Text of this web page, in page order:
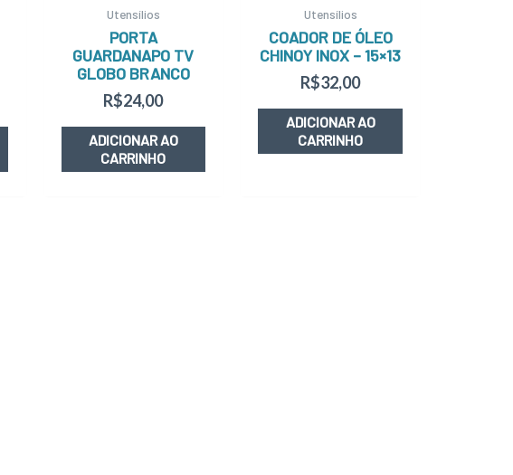
Utensílios
PORTA
GUARDANAPO TV
GLOBO BRANCO
R$24,00
ADICIONAR AO
CARRINHO
Utensílios
COADOR DE ÓLEO
CHINOY INOX – 15×13
R$32,00
ADICIONAR AO
CARRINHO